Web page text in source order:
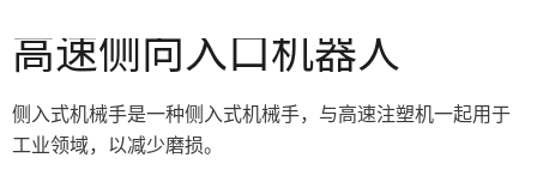
高速侧向入口机器人
侧入式机械手是一种侧入式机械手，与高速注塑机一起用于
工业领域，以减少磨损。